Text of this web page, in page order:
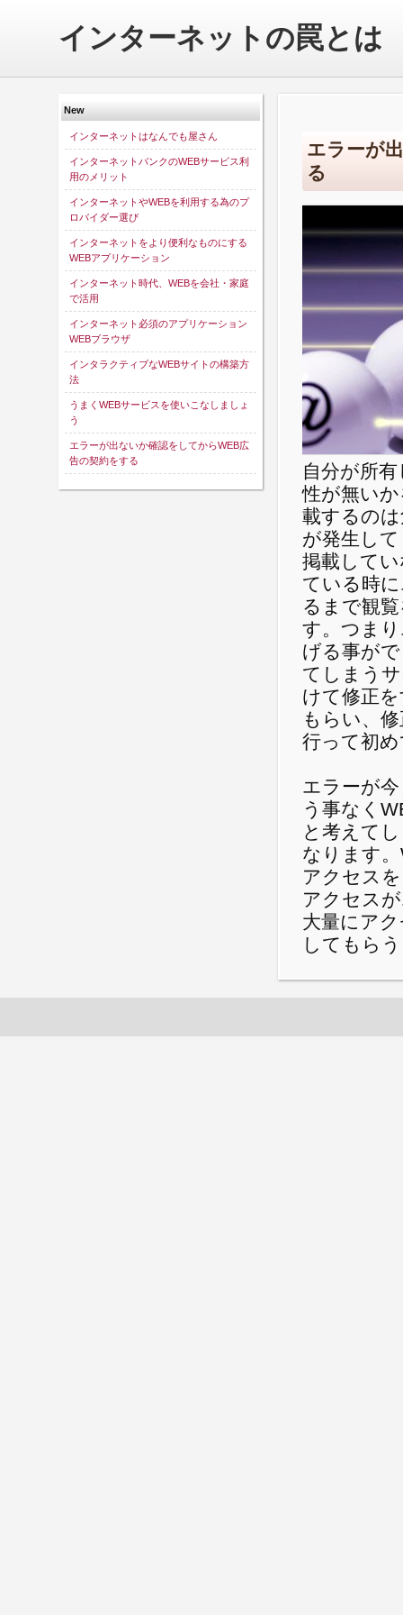
インターネットの罠とは
New
インターネットはなんでも屋さん
インターネットバンクのWEBサービス利
用のメリット
インターネットやWEBを利用する為のプ
ロバイダー選び
インターネットをより便利なものにする
WEBアプリケーション
インターネット時代、WEBを会社・家庭
で活用
インターネット必須のアプリケーション
WEBブラウザ
インタラクティブなWEBサイトの構築方
法
うまくWEBサービスを使いこなしましょ
う
エラーが出ないか確認をしてからWEB広
告の契約をする
エラーが
る
自分が所
性が無い
載するの
が発生し
掲載して
ている時
るまで観
す。つま
げる事が
てしまう
けて修正
もらい、
行って初
エラーが
う事なく
と考えて
なります
アクセス
アクセス
大量にア
してもら